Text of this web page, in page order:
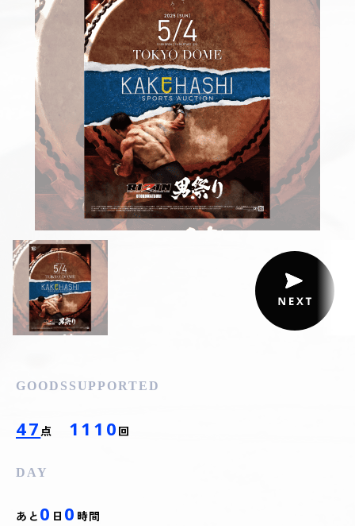
GOODS
47 点
SUPPORTED
1110 回
DAY
あと 0 日 0 時間